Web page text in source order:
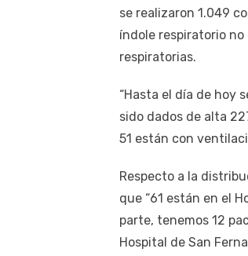
se realizaron 1.049
índole respiratorio
respiratorias.
“Hasta el día de hoy
sido dados de alta
51 están con
Respecto a la
que “61 están en el
parte, tenemos 12
Hospital de San